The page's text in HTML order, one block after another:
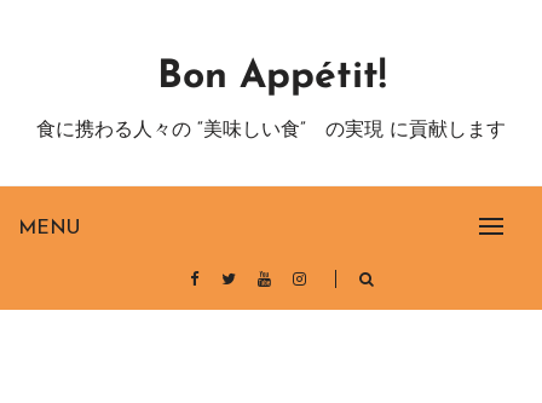
MENU
Bon Appétit!
食に携わる人々の “美味しい食” の実現 に貢献します